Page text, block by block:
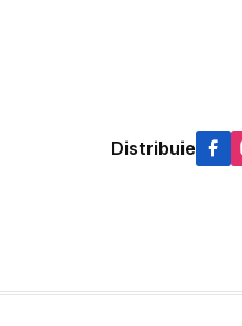
Distribuie